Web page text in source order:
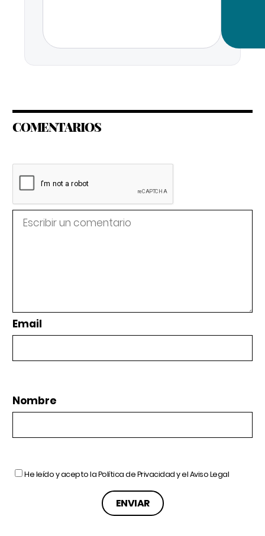
COMENTARIOS
Email
Nombre
He leído y acepto laPolítica de Privacidady elAviso Legal